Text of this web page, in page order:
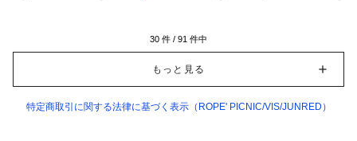
30 件 / 91 件中
もっと見る
特定商取引に関する法律に基づく表示（ROPE' PICNIC/VIS/JUNRED）